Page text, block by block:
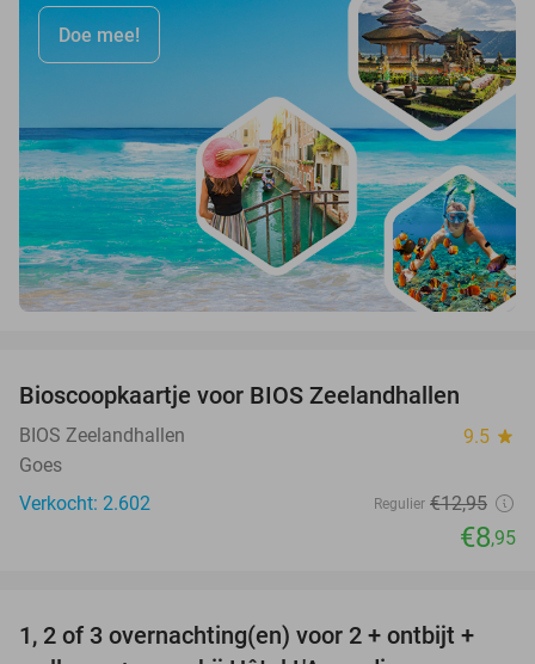
Doe mee!
Bioscoopkaartje voor BIOS Zeelandhallen
BIOS Zeelandhallen 9.5 star
Goes
Verkocht: 2.602
Regulier €12,95
€8,95
32%
1, 2 of 3 overnachting(en) voor 2 + ontbijt +